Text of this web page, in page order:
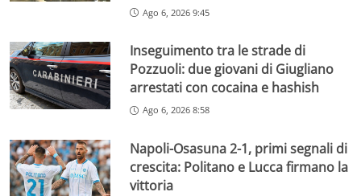
Ago 6, 2026 9:45
Inseguimento tra le strade di
Pozzuoli: due giovani di Giugliano
arrestati con cocaina e hashish
Ago 6, 2026 8:58
Napoli-Osasuna 2-1, primi segnali di
crescita: Politano e Lucca firmano la
vittoria